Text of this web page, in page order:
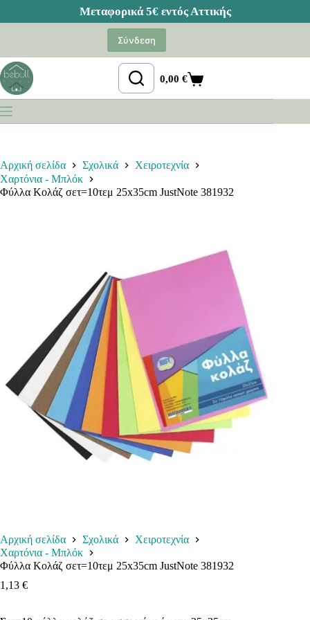
Σύνδεση
Καλάθι
Αγορών
0,00€
Αρχική σελίδα Σχολικά
Χειροτεχνία
Χαρτόνια - Μπλόκ
Φύλλα Κολάζ σετ=10τεμ 25x35cm JustNote 381932
Αρχική σελίδα Σχολικά
Χειροτεχνία
Χαρτόνια - Μπλόκ
Φύλλα Κολάζ σετ=10τεμ 25x35cm JustNote 381932
1,13 €